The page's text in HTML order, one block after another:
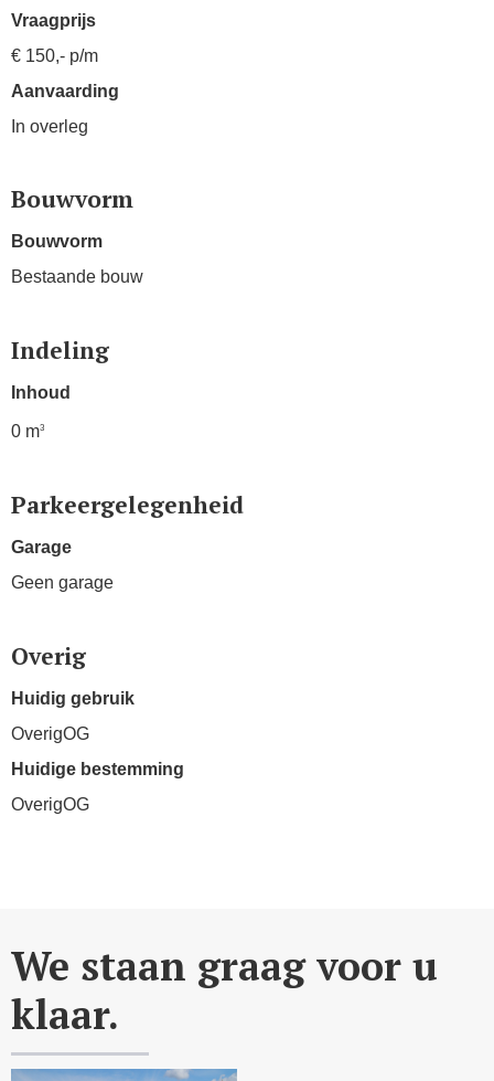
Vraagprijs
€ 150,- p/m
Aanvaarding
In overleg
Bouwvorm
Bouwvorm
Bestaande bouw
Indeling
Inhoud
0 m3
Parkeergelegenheid
Garage
Geen garage
Overig
Huidig gebruik
OverigOG
Huidige bestemming
OverigOG
We staan graag voor u
klaar.